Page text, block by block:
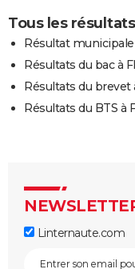
Tous les
Résultat
Résultats du bac à
Résultats du brevet
Résultats du BTS à
Linternaute.com